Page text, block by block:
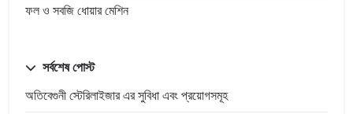
ফল ও সবজি ধোয়ার মেশিন
সর্বশেষ পোস্ট
অতিবেগুনী স্টেরিলাইজার এর সুবিধা এবং প্রয়োগসমূহ